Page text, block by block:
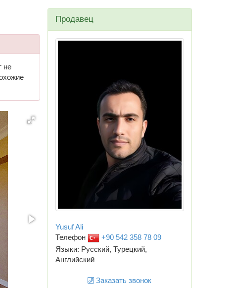
не
Продавец
Yusuf Ali
Телефон
+90 542 358 78 09
Языки: Русский, Турецкий,
Английский
Заказать звонок